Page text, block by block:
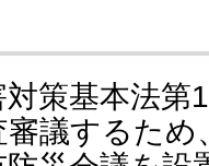
策基本法第
議するた